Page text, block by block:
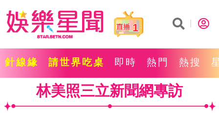
1
針線緣 請世界吃桌 即時 熱門 熱搜
林美照三立新聞網專訪